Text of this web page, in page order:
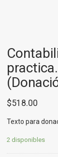
$518.00
Texto para
2 disponibles